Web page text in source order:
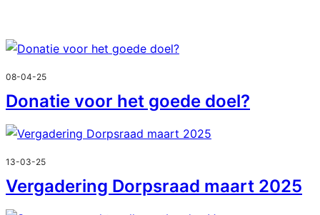
08-04-25
Donatie voor het goede doel?
13-03-25
Vergadering Dorpsraad maart 2025